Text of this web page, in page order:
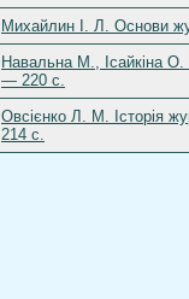
Михайлин І. Л. Основи
Навальна М., Ісайкіна
— 220 с.
Овсієнко Л. М. Історія
214 с.